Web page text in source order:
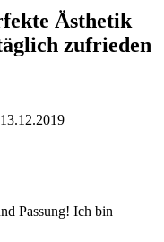
Ästhetik
zufrieden
Passung! Ich bin